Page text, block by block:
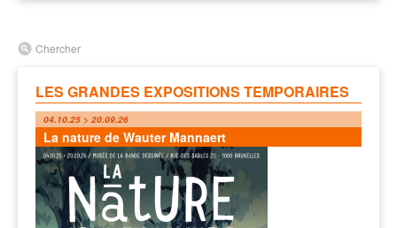
Chercher
LES GRANDES EXPOSITIONS TEMPORAIRES
04.10.25 > 20.09.26
La nature de Wauter Mannaert